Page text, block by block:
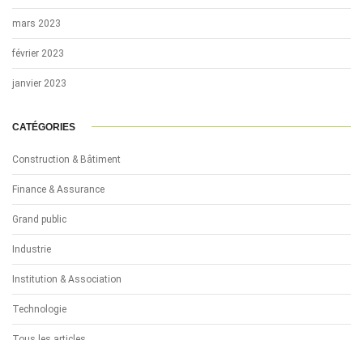
mars 2023
février 2023
janvier 2023
CATÉGORIES
Construction & Bâtiment
Finance & Assurance
Grand public
Industrie
Institution & Association
Technologie